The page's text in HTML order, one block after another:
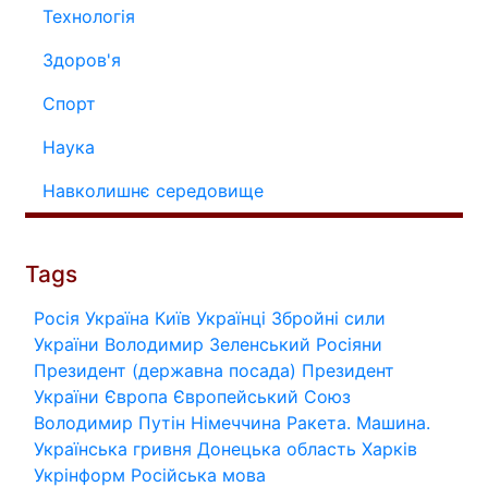
Технологія
Здоров'я
Спорт
Наука
Навколишнє середовище
Tags
Росія Україна Київ Українці Збройні сили
України Володимир Зеленський Росіяни
Президент (державна посада) Президент
України Європа Європейський Союз
Володимир Путін Німеччина Ракета. Машина.
Українська гривня Донецька область Харків
Укрінформ Російська мова